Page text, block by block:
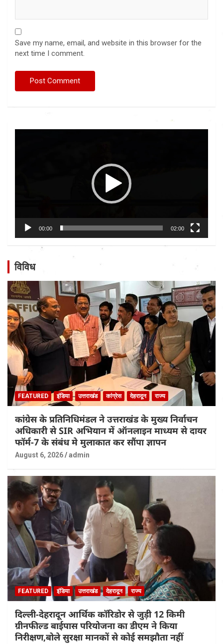
Save my name, email, and website in this browser for the
next time I comment.
00:00 02:00
विविध
FEATURED इंडिया उत्तराखंड कांग्रेस देहरादून राज्य
कांग्रेस के प्रतिनिधिमंडल ने उत्तराखंड के मुख्य निर्वाचन
अधिकारी से SIR अभियान में ऑनलाइन माध्यम से दायर
फॉर्म-7 के संबंध मे मुलाकात कर सौंपा ज्ञापन
August 6, 2026 admin
FEATURED इंडिया उत्तराखंड देहरादून राज्य
दिल्ली-देहरादून आर्थिक कॉरिडोर से जुड़ी 12 किमी
ग्रीनफील्ड बाईपास परियोजना का डीएम ने किया
निरीक्षण,बोले सुरक्षा मानकों से कोई समझौता नहीं